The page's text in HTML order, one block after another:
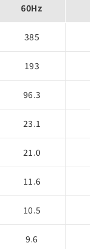
60Hz
385
193
96.3
23.1
21.0
11.6
10.5
9.6